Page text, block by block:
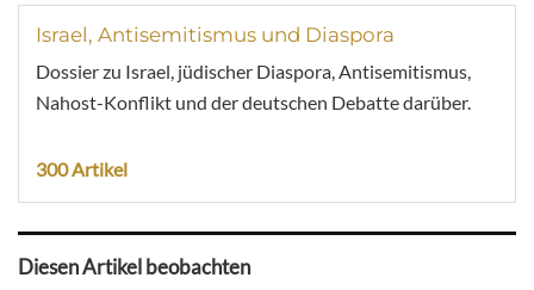
Israel, Antisemitismus und Diaspora
Dossier zu Israel, jüdischer Diaspora, Antisemitismus,
Nahost-Konflikt und der deutschen Debatte darüber.
300 Artikel
Diesen Artikel beobachten